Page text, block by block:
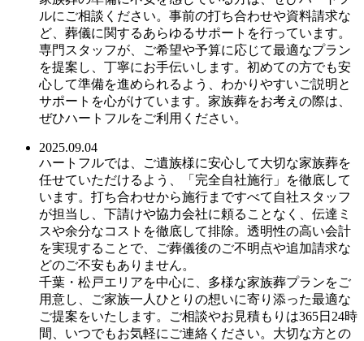
ルにご相談ください。事前の打ち合わせや資料請求な
ど、葬儀に関するあらゆるサポートを行っています。
専門スタッフが、ご希望や予算に応じて最適なプラン
を提案し、丁寧にお手伝いします。初めての方でも安
心して準備を進められるよう、わかりやすいご説明と
サポートを心がけています。家族葬をお考えの際は、
ぜひハートフルをご利用ください。
2025.09.04
ハートフルでは、ご遺族様に安心して大切な家族葬を
任せていただけるよう、「完全自社施行」を徹底して
います。打ち合わせから施行まですべて自社スタッフ
が担当し、下請けや協力会社に頼ることなく、伝達ミ
スや余分なコストを徹底して排除。透明性の高い会計
を実現することで、ご葬儀後のご不明点や追加請求な
どのご不安もありません。
千葉・松戸エリアを中心に、多様な家族葬プランをご
用意し、ご家族一人ひとりの想いに寄り添った最適な
ご提案をいたします。ご相談やお見積もりは365日24時
間、いつでもお気軽にご連絡ください。大切な方との